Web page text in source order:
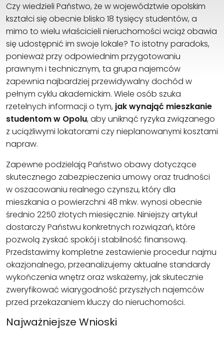
Czy wiedzieli Państwo, że w województwie opolskim
kształci się obecnie blisko 18 tysięcy studentów, a
mimo to wielu właścicieli nieruchomości wciąż obawia
się udostępnić im swoje lokale? To istotny paradoks,
ponieważ przy odpowiednim przygotowaniu
prawnym i technicznym, ta grupa najemców
zapewnia najbardziej przewidywalny dochód w
pełnym cyklu akademickim. Wiele osób szuka
rzetelnych informacji o tym, jak wynająć mieszkanie
studentom w Opolu, aby uniknąć ryzyka związanego
z uciążliwymi lokatorami czy nieplanowanymi kosztami
napraw.
Zapewne podzielają Państwo obawy dotyczące
skutecznego zabezpieczenia umowy oraz trudności
w oszacowaniu realnego czynszu, który dla
mieszkania o powierzchni 48 mkw. wynosi obecnie
średnio 2250 złotych miesięcznie. Niniejszy artykuł
dostarczy Państwu konkretnych rozwiązań, które
pozwolą zyskać spokój i stabilność finansową.
Przedstawimy kompletne zestawienie procedur najmu
okazjonalnego, przeanalizujemy aktualne standardy
wykończenia wnętrz oraz wskażemy, jak skutecznie
zweryfikować wiarygodność przyszłych najemców
przed przekazaniem kluczy do nieruchomości.
Najważniejsze Wnioski